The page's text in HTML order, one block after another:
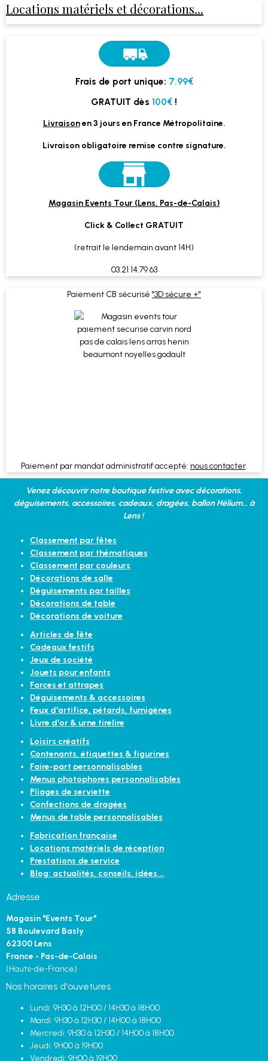
Locations matériels et décorations...
Frais de port unique: 7.99€
GRATUIT dès 100€ !
Livraisonen 3 jours en France Métropolitaine.
Livraison obligatoire remise contre signature.
Magasin Events Tour (Lens, Pas-de-Calais)
Click & Collect GRATUIT
(retrait le lendemain avant 14H)
03.21.14.79.63
Paiement CB sécurisé "3D sécure +"
Paiement par mandat administratif accepté: nous contacter.
Venez découvrir notre boutique festive avec décorations,
déguisements, accessoires, cadeaux, dragées, ballon Hélium... à
Lens !
Classement par fêtes
Classement par thématiques
Classement par couleurs
Décorations de salle
Déguisements par tailles
Décorations de table
Décorations de voiture
Articles de fête
Cadeaux festifs
Jeux de société
Jouets pour enfants
Farces et attrapes
Déguisements & accessoires
Feux d'artifice, pétards, fumigènes
Livre d'or & urne tirelire
Loisirs créatifs
Contenants, étiquettes & figurines
Faire-part personnalisables
Menus photophores personnalisables
Pliages de serviette
Confections de dragées
Menus de table personnalisables
Fabrication française
Locations matériels de réception
Prestations de service
Blog: actualités, conseils, idées...
Adresse
Magasin "Events Tour"
58 Boulevard Basly
62300 Lens
France - Pas-de-Calais
(Hauts-de-France)
Nos horaires d'ouvetures
Lundi: 9H30 à 12H00 / 14H30 à 18H00
Mardi: 9H30 à 12H30 / 14H00 à 18H00
Mercredi: 9H30 à 12H30 / 14H00 à 18H00
Jeudi: 9H00 à 19H00
Vendredi: 9H00 à 19H00